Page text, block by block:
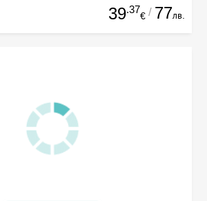
39.37
€ / 77лв.